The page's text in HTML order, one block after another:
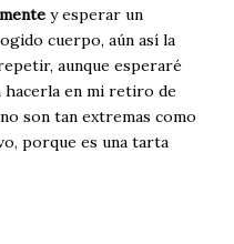
y esperar un
cuerpo, aún así la
aunque esperaré
hacerla en mi retiro de
son tan extremas como
porque es una tarta